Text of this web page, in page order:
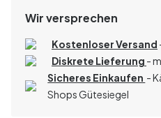
Wir versprechen
Kostenloser Versand
Diskrete Lieferung -
Sicheres Einkaufen -
Shops Gütesiegel